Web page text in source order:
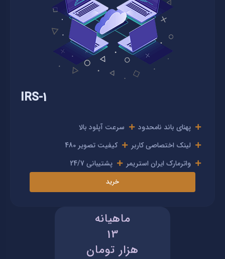
IRS-1
کیفیت تصویر 480
خرید
ماهیانه
13
هزار تومان